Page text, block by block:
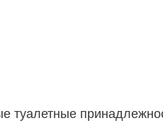
туалетные